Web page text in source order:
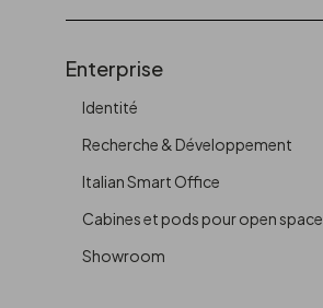
Enterprise
Identité
Recherche & Développement
Italian Smart Office
Cabines et pods pour open space
Showroom